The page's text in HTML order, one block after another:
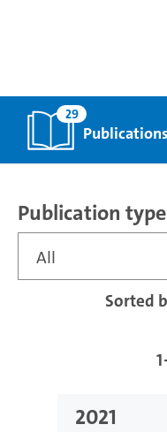
Publications
29
Publication type
All
Sorted
2021